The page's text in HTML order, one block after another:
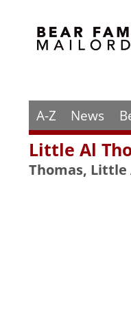
A-Z News
Little Al
Thomas, Little